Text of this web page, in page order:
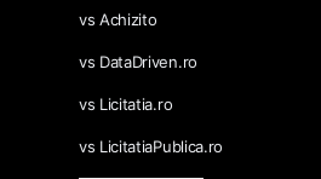
vs Achizito
vs DataDriven.ro
vs Licitatia.ro
vs LicitatiaPublica.ro